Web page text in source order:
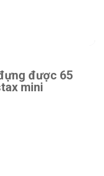
được 65
mini